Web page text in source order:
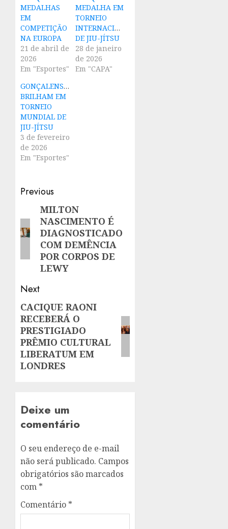
MEDALHAS
EM
COMPETIÇÃO
NA EUROPA
21 de abril de
2026
Em "Esportes"
MEDALHA EM
TORNEIO
INTERNACIONAL
DE JIU-JÍTSU
28 de janeiro
de 2026
Em "CAPA"
GONÇALENSES
BRILHAM EM
TORNEIO
MUNDIAL DE
JIU-JÍTSU
3 de fevereiro
de 2026
Em "Esportes"
Post
navigation
Previous
Previous
post:
MILTON
NASCIMENTO É
DIAGNOSTICADO
COM DEMÊNCIA
POR CORPOS DE
LEWY
Next
Next
post:
CACIQUE RAONI
RECEBERÁ O
PRESTIGIADO
PRÊMIO CULTURAL
LIBERATUM EM
LONDRES
Deixe um
comentário
O seu endereço de e-mail
não será publicado. Campos
obrigatórios são marcados
com *
Comentário *